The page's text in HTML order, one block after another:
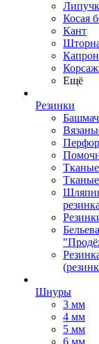
Косая
Кант
Ещё
Резинки
Тканые
Шнуры
3 мм
4 мм
5 мм
6 мм